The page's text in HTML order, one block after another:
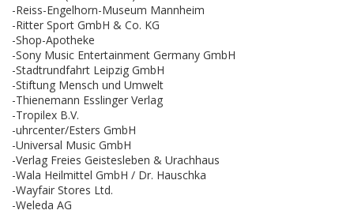
-Reiss-Engelhorn-Museum Mannheim
-Ritter Sport GmbH & Co. KG
-Shop-Apotheke
-Sony Music Entertainment Germany GmbH
-Stadtrundfahrt Leipzig GmbH
-Stiftung Mensch und Umwelt
-Thienemann Esslinger Verlag
-Tropilex B.V.
-uhrcenter/Esters GmbH
-Universal Music GmbH
-Verlag Freies Geistesleben & Urachhaus
-Wala Heilmittel GmbH / Dr. Hauschka
-Wayfair Stores Ltd.
-Weleda AG